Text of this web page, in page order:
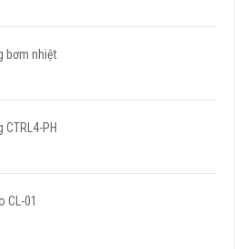
bơm nhiệt
CTRL4-PH
CL-01